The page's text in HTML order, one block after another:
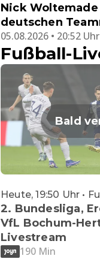
Nick
deutschen
05.08.2026 • 20:52 Uhr
Fußball-
Bald
Heute, 19:50 Uhr •
2. Bundesliga,
VfL Bochum-
Livestream
190 Min